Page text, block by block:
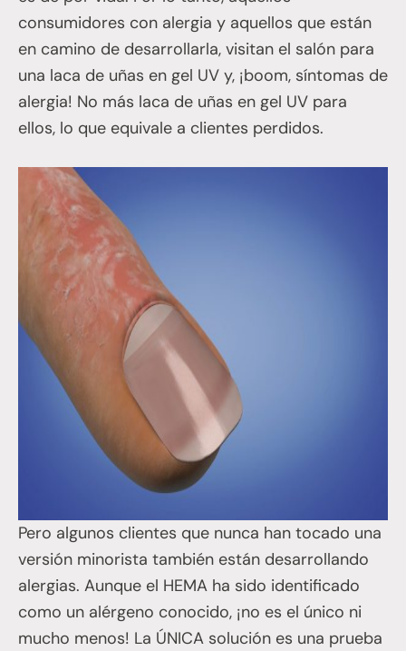
consumidores con alergia y aquellos que están
en camino de desarrollarla, visitan el salón para
una laca de uñas en gel UV y, ¡boom, síntomas de
alergia! No más laca de uñas en gel UV para
ellos, lo que equivale a clientes perdidos.
Pero algunos clientes que nunca han tocado una
versión minorista también están desarrollando
alergias. Aunque el HEMA ha sido identificado
como un alérgeno conocido, ¡no es el único ni
mucho menos! La ÚNICA solución es una prueba